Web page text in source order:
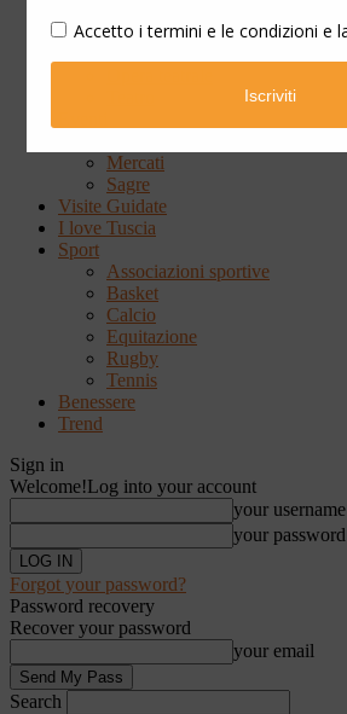
Cinema
Mercati
Sagre
Visite Guidate
I love Tuscia
Sport
Associazioni sportive
Basket
Calcio
Equitazione
Rugby
Tennis
Benessere
Trend
Sign in
Welcome!Log into your account
your username
your password
Forgot your password?
Password recovery
Recover your password
your email
Search